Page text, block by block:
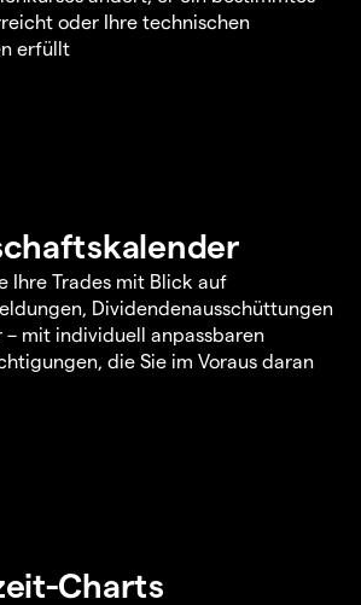
oder Ihre technischen
erfüllt
Ihre Trades mit Blick auf
Dividendenausschüttungen
– mit individuell anpassbaren
die Sie im Voraus daran
Charts